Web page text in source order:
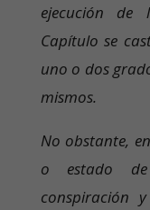
ejecución de
Capítulo se
uno o dos
mismos.
No obstante,
o estado
conspiración